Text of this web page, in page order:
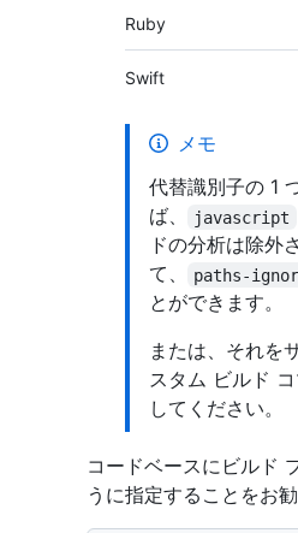
Ruby
Swift
メモ
代替識別子の 1
ば、
javascript
ドの分析は除外
て、
paths-
とができます。
または、それを
スタム ビルド
してください。
コードベースにビルド
うに指定することをお勧